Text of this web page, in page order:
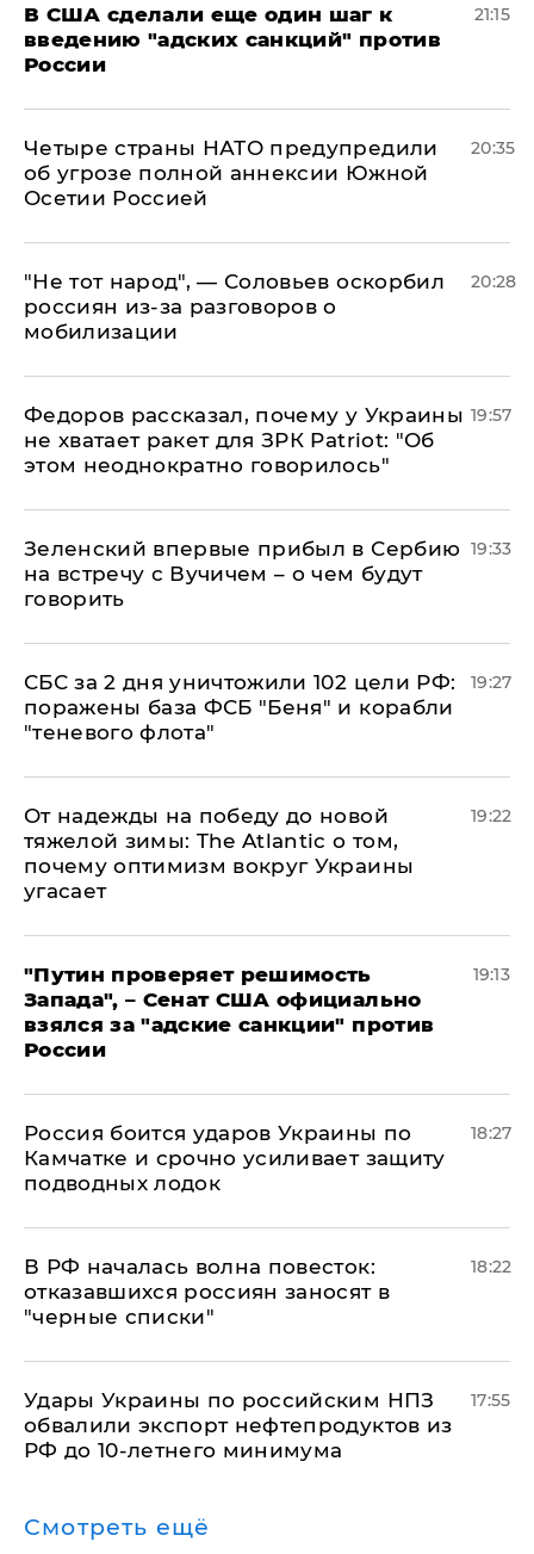
В США сделали еще один шаг к
введению "адских санкций" против
России
21:15
Четыре страны НАТО предупредили
об угрозе полной аннексии Южной
Осетии Россией
20:35
​"Не тот народ", — Соловьев оскорбил
россиян из-за разговоров о
мобилизации
20:28
Федоров рассказал, почему у Украины
не хватает ракет для ЗРК Patriot: "Об
этом неоднократно говорилось"
19:57
Зеленский впервые прибыл в Сербию
на встречу с Вучичем – о чем будут
говорить
19:33
СБС за 2 дня уничтожили 102 цели РФ:
поражены база ФСБ "Беня" и корабли
"теневого флота"
19:27
От надежды на победу до новой
тяжелой зимы: The Atlantic о том,
почему оптимизм вокруг Украины
угасает
19:22
"Путин проверяет решимость
Запада", – Сенат США официально
взялся за "адские санкции" против
России
19:13
Россия боится ударов Украины по
Камчатке и срочно усиливает защиту
подводных лодок
18:27
​В РФ началась волна повесток:
отказавшихся россиян заносят в
"черные списки"
18:22
Удары Украины по российским НПЗ
обвалили экспорт нефтепродуктов из
РФ до 10-летнего минимума
17:55
Смотреть ещё